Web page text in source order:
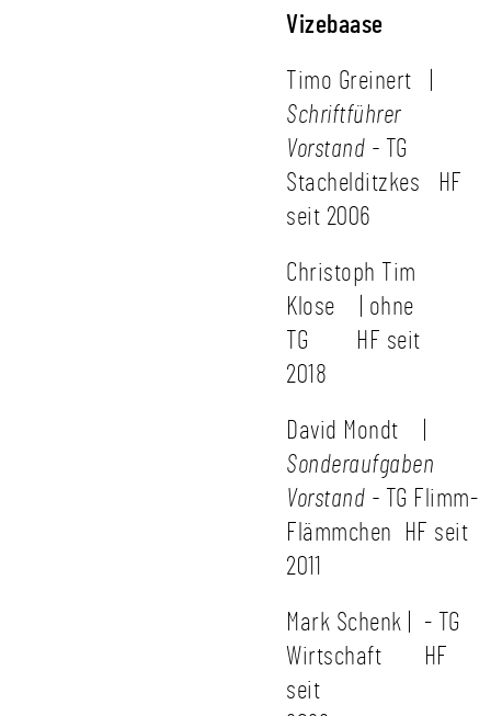
Vizebaase
Timo Greinert |
Schriftführer
Vorstand -
TG
Stachelditzkes HF
seit 2006
Christoph Tim
Klose | ohne
TG HF seit
2018
David Mondt |
Sonderaufgaben
Vorstand -
TG Flimm-
Flämmchen HF seit
2011
Mark Schenk | - TG
Wirtschaft HF
seit